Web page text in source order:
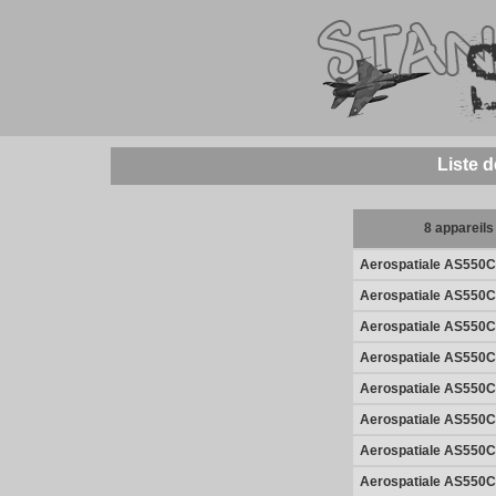
Liste
8 appareils
Aerospatiale
Aerospatiale
Aerospatiale
Aerospatiale
Aerospatiale
Aerospatiale
Aerospatiale
Aerospatiale